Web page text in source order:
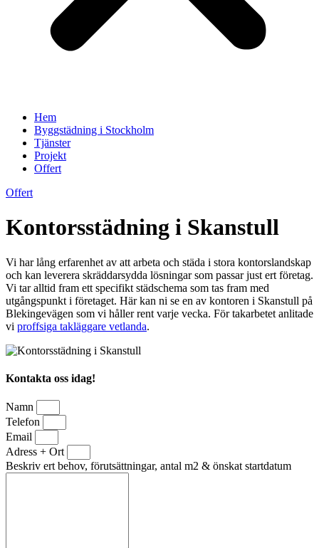
Hem
Byggstädning i Stockholm
Tjänster
Projekt
Offert
Offert
Kontorsstädning i Skanstull
Vi har lång erfarenhet av att arbeta och städa i stora kontorslandskap
och kan leverera skräddarsydda lösningar som passar just ert företag.
Vi tar alltid fram ett specifikt städschema som tas fram med
utgångspunkt i företaget. Här kan ni se en av kontoren i Skanstull på
Blekingevägen som vi håller rent varje vecka. För takarbetet anlitade
vi proffsiga takläggare vetlanda.
Kontakta oss idag!
Namn
Telefon
Email
Adress + Ort
Beskriv ert behov, förutsättningar, antal m2 & önskat startdatum